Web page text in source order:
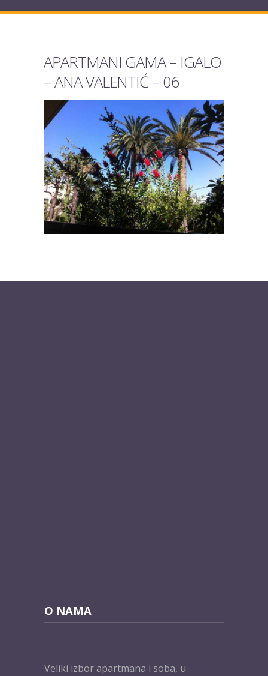
APARTMANI GAMA – IGALO
– ANA VALENTIĆ – 06
O NAMA
Veliki izbor apartmana i soba, u